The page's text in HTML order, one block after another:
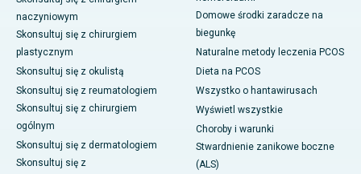
naczyniowym
Skonsultuj się z chirurgiem
plastycznym
Skonsultuj się z okulistą
Skonsultuj się z reumatologiem
Skonsultuj się z chirurgiem
ogólnym
Skonsultuj się z dermatologiem
Skonsultuj się z
Domowe środki zaradcze na
biegunkę
Naturalne metody leczenia PCOS
Dieta na PCOS
Wszystko o hantawirusach
Wyświetl wszystkie
Choroby i warunki
Stwardnienie zanikowe boczne
(ALS)